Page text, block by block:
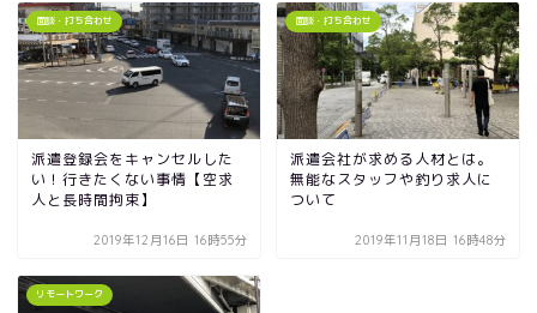
面談・打ち合わせ
派遣登録会をキャンセルした
い！行きたくない事情【空求
人と長時間拘束】
2019年12月16日 16時55分
面談・打ち合わせ
派遣会社が求める人材とは。
無能なスタッフや釣り求人に
ついて
2019年11月18日 16時48分
リモートワーク